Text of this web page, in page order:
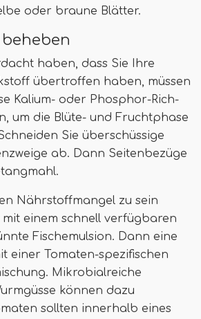
oder braune Blätter.
beheben
haben, dass Sie Ihre
übertroffen haben, müssen
Kalium- oder Phosphor-Rich-
um die Blüte- und Fruchtphase
Sie überschüssige
ab. Dann Seitenbezüge
Nährstoffmangel zu sein
mit einem schnell verfügbaren
Fischemulsion. Dann eine
einer Tomaten-spezifischen
Mikrobialreiche
können dazu
sollten innerhalb eines